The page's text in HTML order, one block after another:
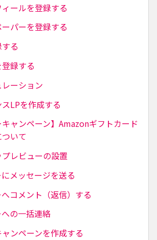
ールを登録する
パーを登録する
る
録する
ーション
LPを作成する
キャンペーン】Amazonギフトカード
いて
レビューの設置
メッセージを送る
コメント（返信）する
の一括連絡
ンペーンを作成する